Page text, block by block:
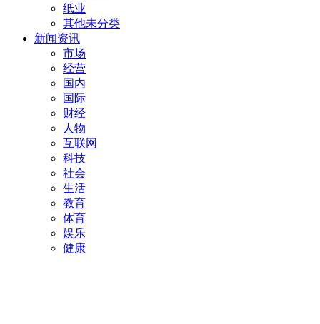
纸业
其他未分类
新闻资讯
市场
经营
国内
国际
财经
人物
互联网
科技
社会
生活
教育
体育
娱乐
健康